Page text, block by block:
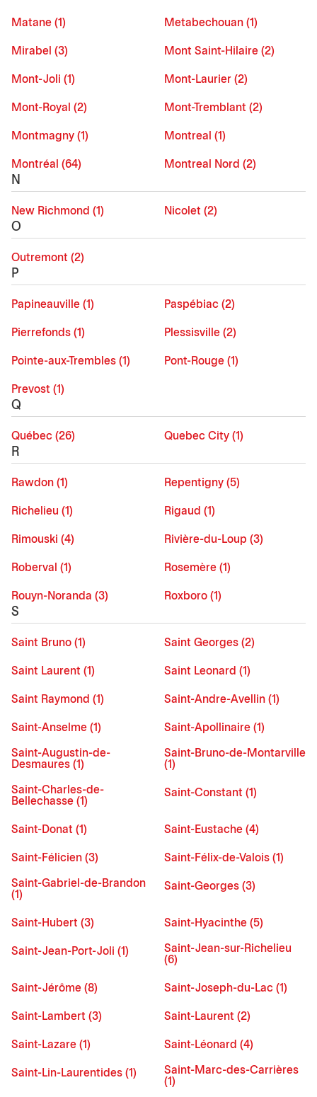
Matane (1) Metabechouan (1)
Mirabel (3) Mont Saint-Hilaire (2)
Mont-Joli (1) Mont-Laurier (2)
Mont-Royal (2) Mont-Tremblant (2)
Montmagny (1) Montreal (1)
Montréal (64) Montreal Nord (2)
N
New Richmond (1) Nicolet (2)
O
Outremont (2)
P
Papineauville (1) Paspébiac (2)
Pierrefonds (1) Plessisville (2)
Pointe-aux-Trembles (1) Pont-Rouge (1)
Prevost (1)
Q
Québec (26) Quebec City (1)
R
Rawdon (1) Repentigny (5)
Richelieu (1) Rigaud (1)
Rimouski (4) Rivière-du-Loup (3)
Roberval (1) Rosemère (1)
Rouyn-Noranda (3) Roxboro (1)
S
Saint Bruno (1) Saint Georges (2)
Saint Laurent (1) Saint Leonard (1)
Saint Raymond (1) Saint-Andre-Avellin (1)
Saint-Anselme (1) Saint-Apollinaire (1)
Saint-Augustin-de-
Desmaures (1)
Saint-Bruno-de-Montarville
(1)
Saint-Charles-de-
Bellechasse (1)
Saint-Constant (1)
Saint-Donat (1) Saint-Eustache (4)
Saint-Félicien (3) Saint-Félix-de-Valois (1)
Saint-Gabriel-de-Brandon
(1)
Saint-Georges (3)
Saint-Hubert (3) Saint-Hyacinthe (5)
Saint-Jean-Port-Joli (1)
Saint-Jean-sur-Richelieu
(6)
Saint-Jérôme (8) Saint-Joseph-du-Lac (1)
Saint-Lambert (3) Saint-Laurent (2)
Saint-Lazare (1) Saint-Léonard (4)
Saint-Lin-Laurentides (1)
Saint-Marc-des-Carrières
(1)